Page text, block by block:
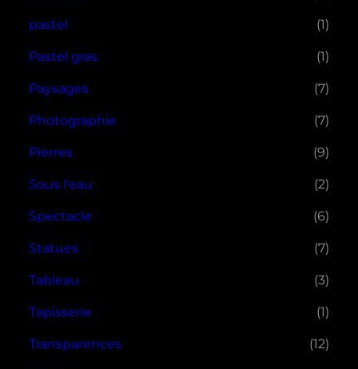
pastel (1)
Pastel gras (1)
Paysages (7)
Photographie (7)
Pierres (9)
Sous l'eau (2)
Spectacle (6)
Statues (7)
Tableau (3)
Tapisserie (1)
Transparences (12)